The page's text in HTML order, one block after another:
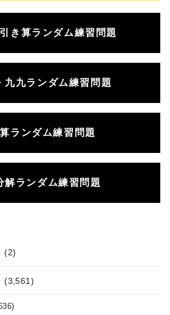
き算ランダム練習問題
九九ランダム練習問題
ランダム練習問題
解ランダム練習問題
(2)
(3,561)